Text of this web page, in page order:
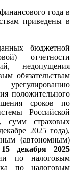
года в
приведены в
бюджетной
отчетности
недопущения
обязательствам
положительного
сроков по
Российской
сумм страховых
2025 года),
(автономным)
декабря 2025
по налоговым
по налоговым